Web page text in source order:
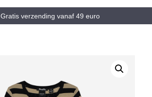
Gratis verzending vanaf 49 euro